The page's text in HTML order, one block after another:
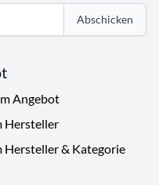
Abschicken
Angebot
Hersteller
Hersteller & Kategorie